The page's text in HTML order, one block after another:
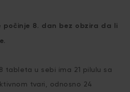
počinje 8. dan bez obzira da li
tableta u sebi ima 21 pilulu sa
tvari, odnosno 24